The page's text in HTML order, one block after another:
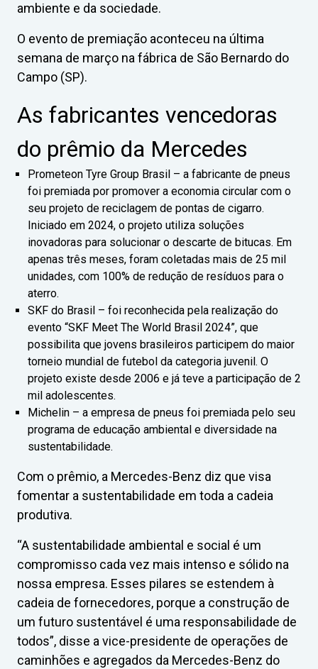
ambiente e da sociedade.
O evento de premiação aconteceu na última
semana de março na fábrica de São Bernardo do
Campo (SP).
As fabricantes vencedoras
do prêmio da Mercedes
Prometeon Tyre Group Brasil – a fabricante de pneus
foi premiada por promover a economia circular com o
seu projeto de reciclagem de pontas de cigarro.
Iniciado em 2024, o projeto utiliza soluções
inovadoras para solucionar o descarte de bitucas. Em
apenas três meses, foram coletadas mais de 25 mil
unidades, com 100% de redução de resíduos para o
aterro.
SKF do Brasil – foi reconhecida pela realização do
evento “SKF Meet The World Brasil 2024”, que
possibilita que jovens brasileiros participem do maior
torneio mundial de futebol da categoria juvenil. O
projeto existe desde 2006 e já teve a participação de 2
mil adolescentes.
Michelin – a empresa de pneus foi premiada pelo seu
programa de educação ambiental e diversidade na
sustentabilidade.
Com o prêmio, a Mercedes-Benz diz que visa
fomentar a sustentabilidade em toda a cadeia
produtiva.
“A sustentabilidade ambiental e social é um
compromisso cada vez mais intenso e sólido na
nossa empresa. Esses pilares se estendem à
cadeia de fornecedores, porque a construção de
um futuro sustentável é uma responsabilidade de
todos”, disse a vice-presidente de operações de
caminhões e agregados da Mercedes-Benz do